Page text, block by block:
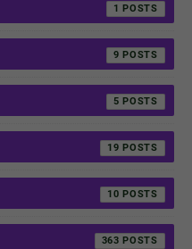
1
9
5
19
10
363